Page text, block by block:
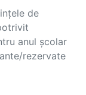
de
anul școlar
rezervate